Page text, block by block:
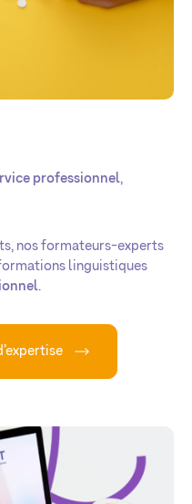
professionnel,
nos formateurs-experts
linguistiques
.